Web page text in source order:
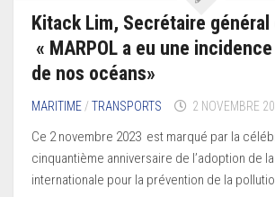
Kitack Lim, Secrétaire général
« MARPOL a eu une
de nos océans»
MARITIME /TRANSPORTS 2 NOVEMBRE
Ce 2 novembre 2023 est marqué par la
cinquantième anniversaire de l’adoption de
internationale pour la prévention de la